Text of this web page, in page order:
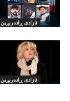
ئازادی ڕادەربڕین
ئازادی ڕادەربڕین